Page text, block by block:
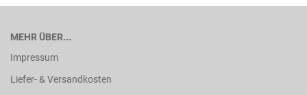
MEHR ÜBER...
Impressum
Liefer- & Versandkosten